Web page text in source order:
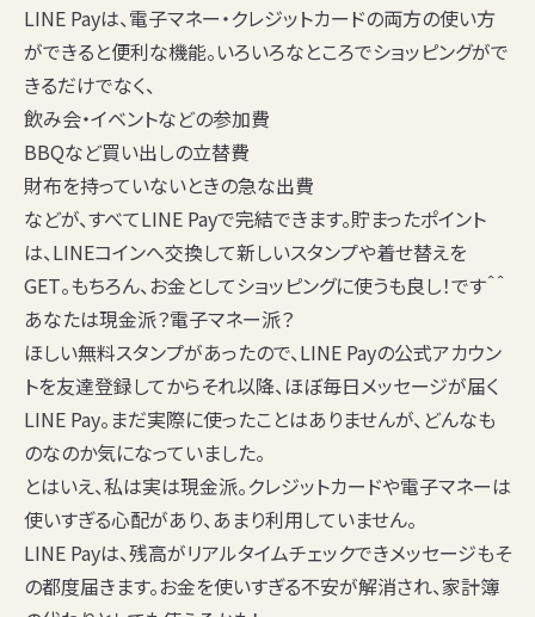
LINE Payは、電子マネー・クレジットカードの両方の使い方
ができると便利な機能。いろいろなところでショッピングがで
きるだけでなく、
飲み会・イベントなどの参加費
BBQなど買い出しの立替費
財布を持っていないときの急な出費
などが、すべてLINE Payで完結できます。貯まったポイント
は、LINEコインへ交換して新しいスタンプや着せ替えを
GET。もちろん、お金としてショッピングに使うも良し！です＾＾
あなたは現金派？電子マネー派？
ほしい無料スタンプがあったので、LINE Payの公式アカウン
トを友達登録してからそれ以降、ほぼ毎日メッセージが届く
LINE Pay。まだ実際に使ったことはありませんが、どんなも
のなのか気になっていました。
とはいえ、私は実は現金派。クレジットカードや電子マネーは
使いすぎる心配があり、あまり利用していません。
LINE Payは、残高がリアルタイムチェックできメッセージもそ
の都度届きます。お金を使いすぎる不安が解消され、家計簿